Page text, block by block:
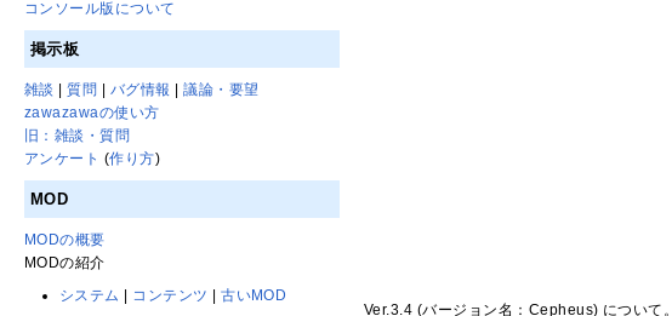
Ver.3.4 (バージョン名：Cepheus) について。
コンソール版について
掲示板
雑談 |質問 | バグ情報 |議論・要望
zawazawaの使い方
旧：雑談・質問
アンケート (作り方)
MOD
MODの概要
MODの紹介
システム
コンテンツ |古いMOD